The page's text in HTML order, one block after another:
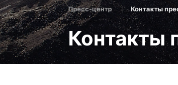
Пресс-центр Контакты
Контакты